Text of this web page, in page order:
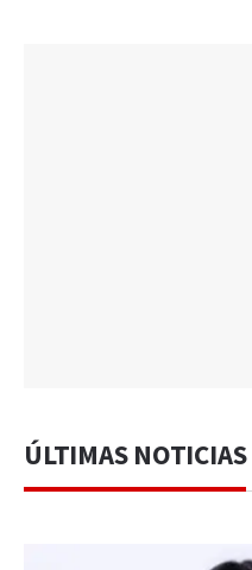
ÚLTIMAS NOTICIAS